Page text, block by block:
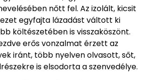
nőtt fel. Az izolált, kicsit
egyfajta lázadást váltott ki
költészetében is visszaköszönt.
erős vonzalmat érzett az
iránt, több nyelven olvasott, sőt,
is elsodorta a szenvedélye.